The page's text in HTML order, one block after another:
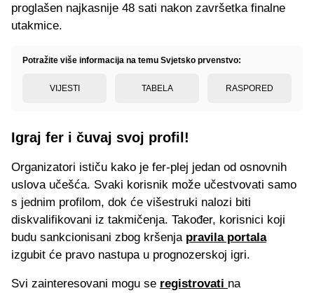
proglašen najkasnije 48 sati nakon završetka finalne
utakmice.
Potražite više informacija na temu Svjetsko prvenstvo:
VIJESTI TABELA RASPORED
Igraj fer i čuvaj svoj profil!
Organizatori ističu kako je fer-plej jedan od osnovnih
uslova učešća. Svaki korisnik može učestvovati samo
s jednim profilom, dok će višestruki nalozi biti
diskvalifikovani iz takmičenja. Također, korisnici koji
budu sankcionisani zbog kršenja pravila portala
izgubit će pravo nastupa u prognozerskoj igri.
Svi zainteresovani mogu se registrovati na